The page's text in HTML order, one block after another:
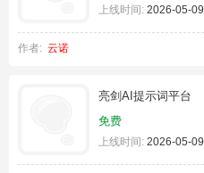
上线时间: 2026-05-09
作者: 云诺
亮剑AI提示词平台
免费
上线时间: 2026-05-09